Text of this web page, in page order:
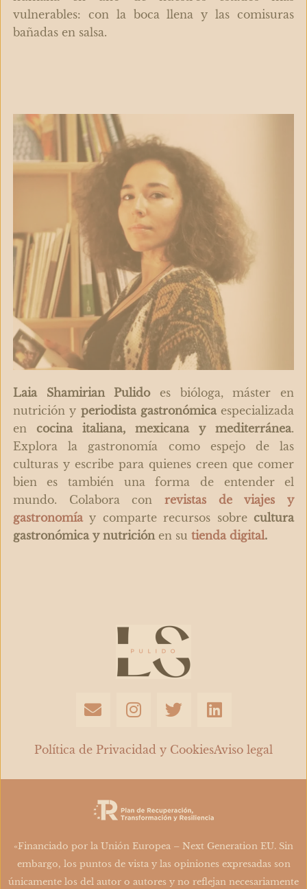
vulnerables: con la boca llena y las comisuras
bañadas en salsa.
Laia Shamirian Pulidoes bióloga, máster en
nutrición y periodista gastronómicaespecializada
en cocina italiana, mexicana y mediterránea.
Explora la gastronomía como espejo de las
culturas y escribe para quienes creen que comer
bien es también una forma de entender el
mundo. Colabora con revistas de viajes y
gastronomíay comparte recursos sobre cultura
gastronómica y nutriciónen su tienda digital.
E
n
e
o
p
e
I
n
t
g
r
a
m
T
w
t
e
r
L
i
k
d
n
Política de Privacidad y CookiesAviso legal
«Financiado por la Unión Europea – Next Generation EU. Sin
embargo, los puntos de vista y las opiniones expresadas son
únicamente los del autor o autores y no reflejan necesariamente